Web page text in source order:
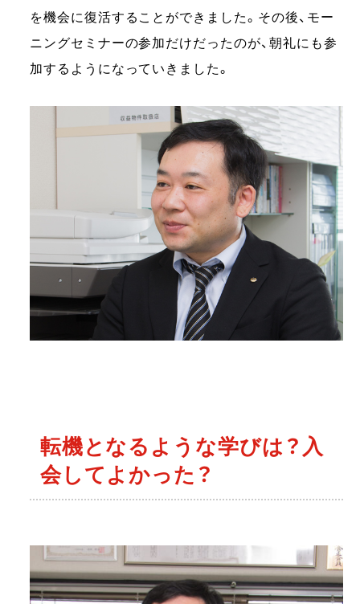
を機会に復活することができました。その後、モー
ニングセミナーの参加だけだったのが、朝礼にも参
加するようになっていきました。
転機となるような学びは？入
会してよかった？